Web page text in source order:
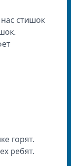
стишок
горят.
ребят.